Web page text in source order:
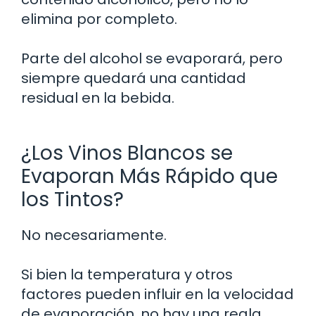
elimina por completo.
Parte del alcohol se evaporará, pero
siempre quedará una cantidad
residual en la bebida.
¿Los Vinos Blancos se
Evaporan Más Rápido que
los Tintos?
No necesariamente.
Si bien la temperatura y otros
factores pueden influir en la velocidad